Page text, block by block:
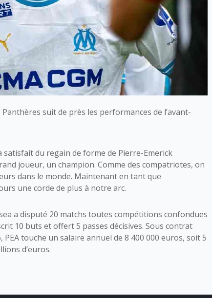
suit de près les performances de l’avant-
satisfait du regain de forme de Pierre-Emerick
joueur, un champion. Comme des compatriotes, on
dans le monde. Maintenant en tant que
une corde de plus à notre arc.
a disputé 20 matchs toutes compétitions confondues
10 buts et offert 5 passes décisives. Sous contrat
PEA touche un salaire annuel de 8 400 000 euros, soit 5
d’euros.